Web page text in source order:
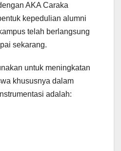
AKA Caraka
kepedulian alumni
telah berlangsung
sekarang.
untuk meningkatan
khususnya dalam
adalah: